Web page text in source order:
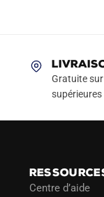
Gratuite
supérieures
Centre d’aide